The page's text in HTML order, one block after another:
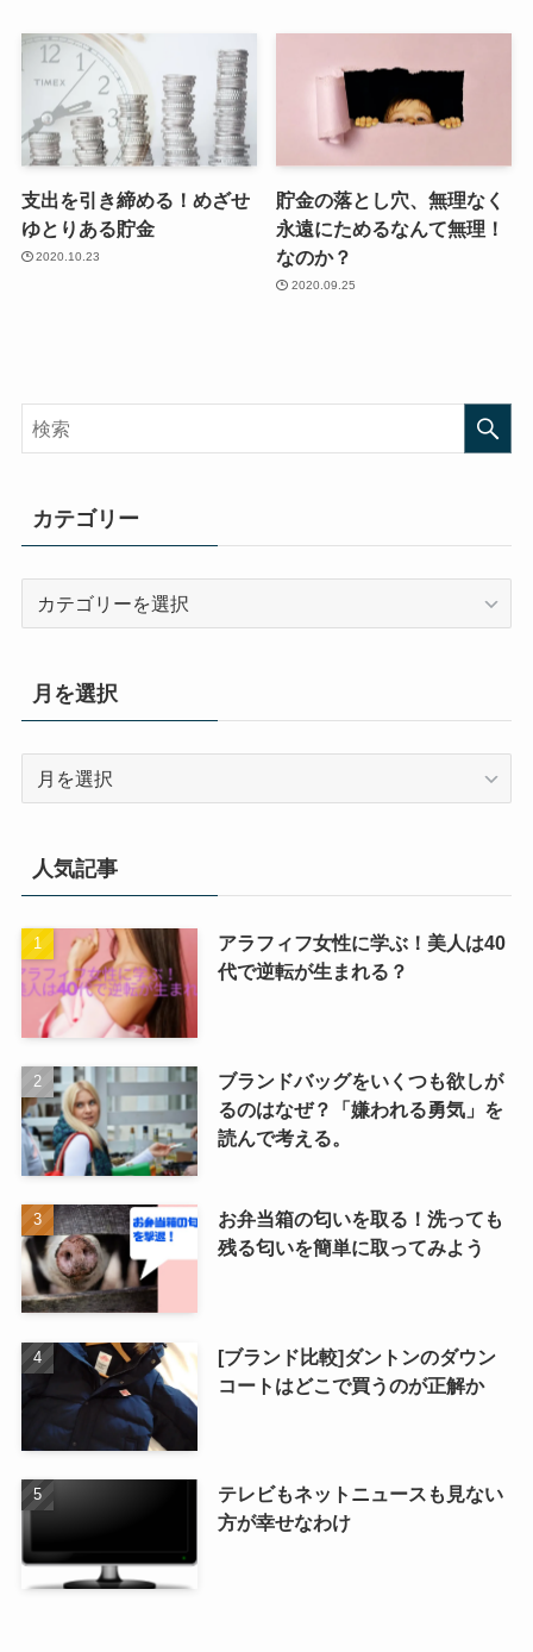
支出を引き締める！めざせ
ゆとりある貯金
2020.10.23
貯金の落とし穴、無理なく
永遠にためるなんて無理！
なのか？
2020.09.25
カテゴリー
リ
ー
月を選択
人気記事
アラフィフ女性に学ぶ！美人は40
代で逆転が生まれる？
ブランドバッグをいくつも欲しが
るのはなぜ？「嫌われる勇気」を
読んで考える。
お弁当箱の匂いを取る！洗っても
残る匂いを簡単に取ってみよう
[ブランド比較]ダントンのダウン
コートはどこで買うのが正解か
テレビもネットニュースも見ない
方が幸せなわけ